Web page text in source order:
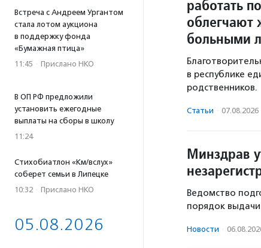
Встреча с Андреем Ургантом
стала лотом аукциона
в поддержку фонда
«Бумажная птица»
11:45 · Прислано НКО
В ОП РФ предложили
установить ежегодные
выплаты на сборы в школу
11:24
Стихобиатлон «Км/вслух»
соберет семьи в Липецке
10:32 · Прислано НКО
05.08.2026
работать
облегчают
больными
в республике
родственников.
Статьи · 07.08.2026
Минздрав
Ведомство
порядок
Новости ·